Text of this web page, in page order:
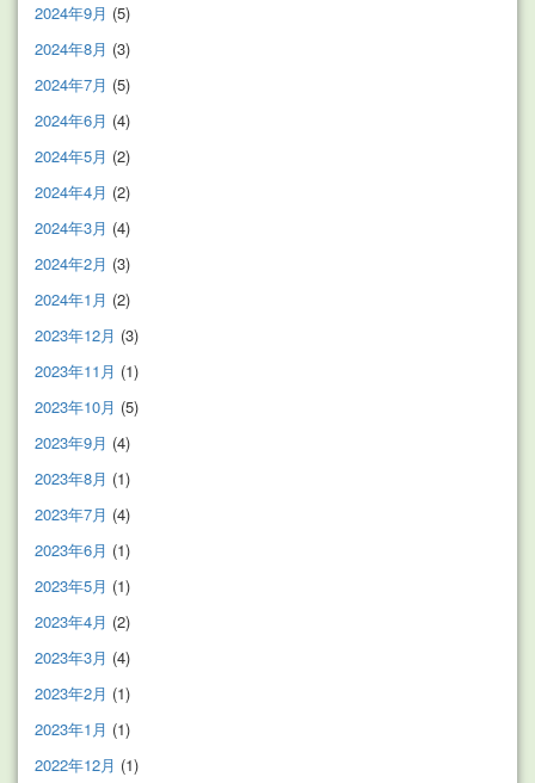
2024年9月 (5)
2024年8月 (3)
2024年7月 (5)
2024年6月 (4)
2024年5月 (2)
2024年4月 (2)
2024年3月 (4)
2024年2月 (3)
2024年1月 (2)
2023年12月 (3)
2023年11月 (1)
2023年10月 (5)
2023年9月 (4)
2023年8月 (1)
2023年7月 (4)
2023年6月 (1)
2023年5月 (1)
2023年4月 (2)
2023年3月 (4)
2023年2月 (1)
2023年1月 (1)
2022年12月 (1)